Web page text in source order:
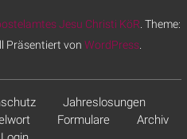
Jesu Christi KöR . Theme:
Präsentiert von WordPress.
Jahreslosungen
Formulare
Archiv